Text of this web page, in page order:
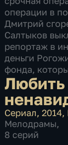
операции в
Дмитрий
Салтыков
репортаж в
деньги
фонда,
Любить
Сериал,2014,
Мелодрамы,
8 серий